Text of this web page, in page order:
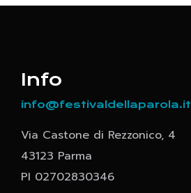
Info
info@festivaldellaparola.it
Via Castone di Rezzonico, 4
43123 Parma
PI 02702830346